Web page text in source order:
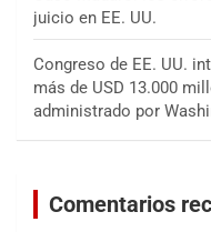
juicio en EE. UU.
Congreso de EE. UU.
más de USD 13.000
administrado por
Comentarios